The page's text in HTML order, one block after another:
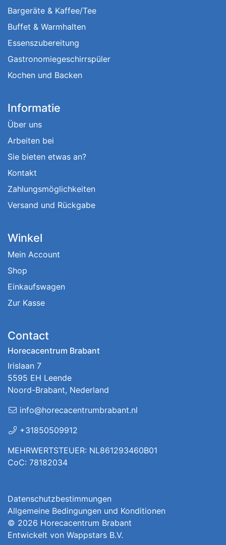
Bargeräte & Kaffee/Tee
Buffet & Warmhalten
Essenszubereitung
Gastronomiegeschirrspüler
Kochen und Backen
Informatie
Über uns
Arbeiten bei
Sie bieten etwas an?
Kontakt
Zahlungsmöglichkeiten
Versand und Rückgabe
Winkel
Mein Account
Shop
Einkaufswagen
Zur Kasse
Contact
Horecacentrum Brabant
Irislaan 7
5595 EH Leende
Noord-Brabant, Nederland
info@horecacentrumbrabant.nl
+31850509912
MEHRWERTSTEUER: NL861293460B01
CoC: 78182034
Datenschutzbestimmungen
Allgemeine Bedingungen und Konditionen
© 2026 Horecacentrum Brabant
Entwickelt von Wappstars B.V.